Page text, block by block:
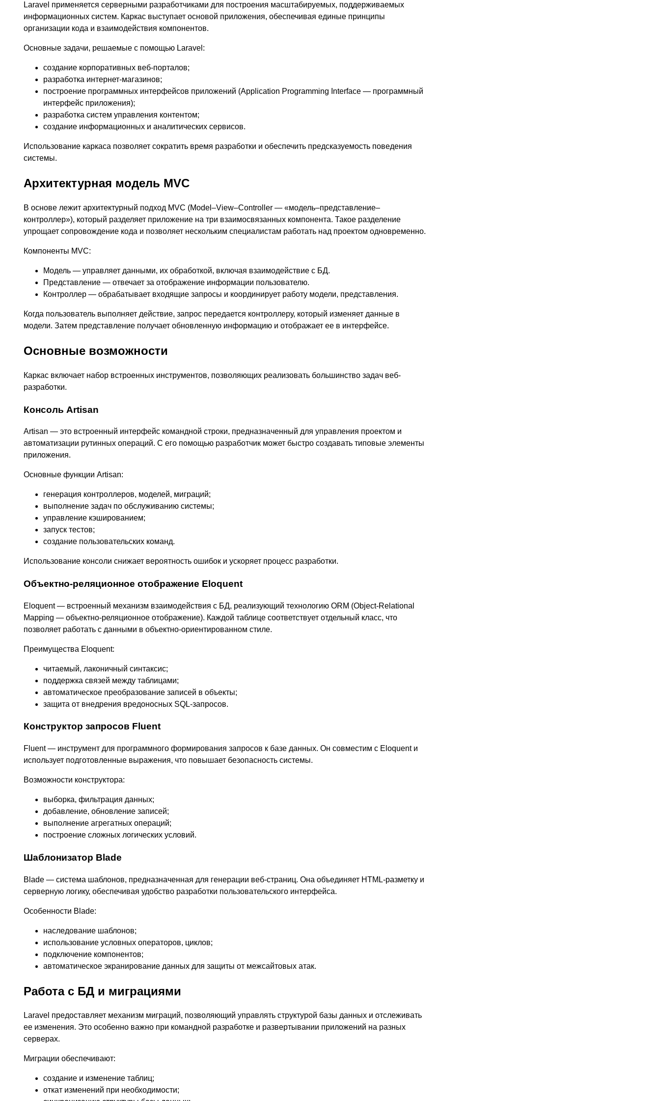
Laravel применяется серверными разработчиками для построения масштабируемых, поддерживаемых
информационных систем. Каркас выступает основой приложения, обеспечивая единые принципы
организации кода и взаимодействия компонентов.
Основные задачи, решаемые с помощью Laravel:
создание корпоративных веб-порталов;
разработка интернет-магазинов;
построение программных интерфейсов приложений (Application Programming Interface — программный
интерфейс приложения);
разработка систем управления контентом;
создание информационных и аналитических сервисов.
Использование каркаса позволяет сократить время разработки и обеспечить предсказуемость поведения
системы.
Архитектурная модель MVC
В основе лежит архитектурный подход MVC (Model–View–Controller — «модель–представление–
контроллер»), который разделяет приложение на три взаимосвязанных компонента. Такое разделение
упрощает сопровождение кода и позволяет нескольким специалистам работать над проектом одновременно.
Компоненты MVC:
Модель — управляет данными, их обработкой, включая взаимодействие с БД.
Представление — отвечает за отображение информации пользователю.
Контроллер — обрабатывает входящие запросы и координирует работу модели, представления.
Когда пользователь выполняет действие, запрос передается контроллеру, который изменяет данные в
модели. Затем представление получает обновленную информацию и отображает ее в интерфейсе.
Основные возможности
Каркас включает набор встроенных инструментов, позволяющих реализовать большинство задач веб-
разработки.
Консоль Artisan
Artisan — это встроенный интерфейс командной строки, предназначенный для управления проектом и
автоматизации рутинных операций. С его помощью разработчик может быстро создавать типовые элементы
приложения.
Основные функции Artisan:
генерация контроллеров, моделей, миграций;
выполнение задач по обслуживанию системы;
управление кэшированием;
запуск тестов;
создание пользовательских команд.
Использование консоли снижает вероятность ошибок и ускоряет процесс разработки.
Объектно-реляционное отображение Eloquent
Eloquent — встроенный механизм взаимодействия с БД, реализующий технологию ORM (Object-Relational
Mapping — объектно-реляционное отображение). Каждой таблице соответствует отдельный класс, что
позволяет работать с данными в объектно-ориентированном стиле.
Преимущества Eloquent:
читаемый, лаконичный синтаксис;
поддержка связей между таблицами;
автоматическое преобразование записей в объекты;
защита от внедрения вредоносных SQL-запросов.
Конструктор запросов Fluent
Fluent — инструмент для программного формирования запросов к базе данных. Он совместим с Eloquent и
использует подготовленные выражения, что повышает безопасность системы.
Возможности конструктора:
выборка, фильтрация данных;
добавление, обновление записей;
выполнение агрегатных операций;
построение сложных логических условий.
Шаблонизатор Blade
Blade — система шаблонов, предназначенная для генерации веб-страниц. Она объединяет HTML-разметку и
серверную логику, обеспечивая удобство разработки пользовательского интерфейса.
Особенности Blade:
наследование шаблонов;
использование условных операторов, циклов;
подключение компонентов;
автоматическое экранирование данных для защиты от межсайтовых атак.
Работа с БД и миграциями
Laravel предоставляет механизм миграций, позволяющий управлять структурой базы данных и отслеживать
ее изменения. Это особенно важно при командной разработке и развертывании приложений на разных
серверах.
Миграции обеспечивают:
создание и изменение таблиц;
откат изменений при необходимости;